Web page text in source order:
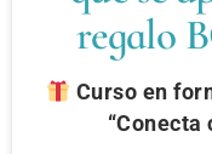
regalo
Curso en
“Conecta